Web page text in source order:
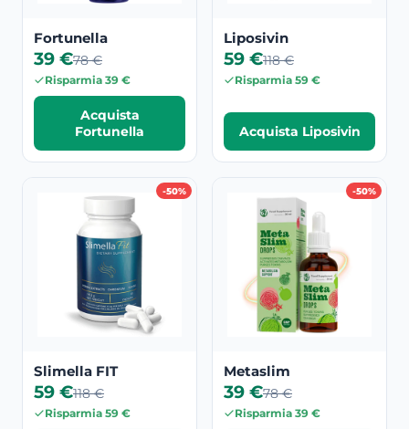
Fortunella
39 €78 €
Risparmia 39 €
Acquista
Fortunella
Liposivin
59 €118 €
Risparmia 59 €
Acquista Liposivin
-50%
Slimella FIT
59 €118 €
Risparmia 59 €
-50%
Metaslim
39 €78 €
Risparmia 39 €